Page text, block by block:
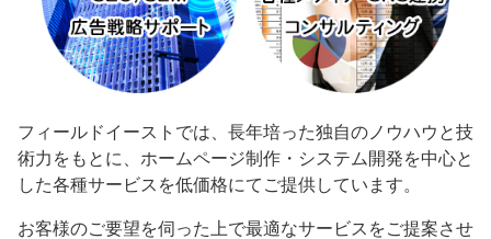
フィールドイーストでは、長年培った独自のノウハウと技
術力をもとに、ホームページ制作・システム開発を中心と
した各種サービスを低価格にてご提供しています。
お客様のご要望を伺った上で最適なサービスをご提案させ